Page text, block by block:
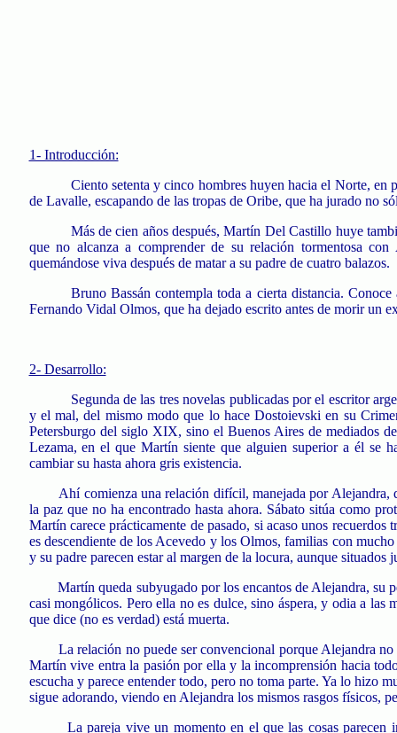
1- Introducción:
Ciento setenta y cinco hombres huyen hacia el Norte, en
de Lavalle, escapando de las tropas de Oribe, que ha jurado no
Más de cien años después, Martín Del Castillo huye
que no alcanza a comprender de su relación tormentosa
quemándose viva después de matar a su padre de cuatro balazos.
Bruno Bassán contempla toda a cierta distancia.
Fernando Vidal Olmos, que ha dejado escrito antes de morir un
2- Desarrollo:
Segunda de las tres novelas publicadas por el escritor
y el mal, del mismo modo que lo hace Dostoievski en su
Petersburgo del siglo XIX, sino el Buenos Aires de mediados
Lezama, en el que Martín siente que alguien superior a él se
cambiar su hasta ahora gris existencia.
Ahí comienza una relación difícil, manejada por Alejandra,
la paz que no ha encontrado hasta ahora. Sábato sitúa como
Martín carece prácticamente de pasado, si acaso unos
es descendiente de los Acevedo y los Olmos, familias con
y su padre parecen estar al margen de la locura, aunque situados
Martín queda subyugado por los encantos de Alejandra, su
casi mongólicos. Pero ella no es dulce, sino áspera, y odia a las
que dice (no es verdad) está muerta.
La relación no puede ser convencional porque Alejandra
Martín vive entra la pasión por ella y la incomprensión hacia
escucha y parece entender todo, pero no toma parte. Ya lo hizo
sigue adorando, viendo en Alejandra los mismos rasgos físicos,
La pareja vive un momento en el que las cosas